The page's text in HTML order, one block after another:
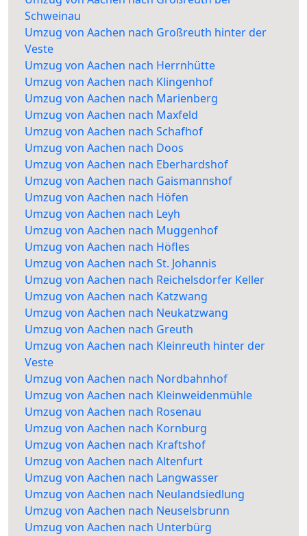
Schweinau
Umzug von Aachen nach Großreuth hinter der
Veste
Umzug von Aachen nach Herrnhütte
Umzug von Aachen nach Klingenhof
Umzug von Aachen nach Marienberg
Umzug von Aachen nach Maxfeld
Umzug von Aachen nach Schafhof
Umzug von Aachen nach Doos
Umzug von Aachen nach Eberhardshof
Umzug von Aachen nach Gaismannshof
Umzug von Aachen nach Höfen
Umzug von Aachen nach Leyh
Umzug von Aachen nach Muggenhof
Umzug von Aachen nach Höfles
Umzug von Aachen nach St. Johannis
Umzug von Aachen nach Reichelsdorfer Keller
Umzug von Aachen nach Katzwang
Umzug von Aachen nach Neukatzwang
Umzug von Aachen nach Greuth
Umzug von Aachen nach Kleinreuth hinter der
Veste
Umzug von Aachen nach Nordbahnhof
Umzug von Aachen nach Kleinweidenmühle
Umzug von Aachen nach Rosenau
Umzug von Aachen nach Kornburg
Umzug von Aachen nach Kraftshof
Umzug von Aachen nach Altenfurt
Umzug von Aachen nach Langwasser
Umzug von Aachen nach Neulandsiedlung
Umzug von Aachen nach Neuselsbrunn
Umzug von Aachen nach Unterbürg